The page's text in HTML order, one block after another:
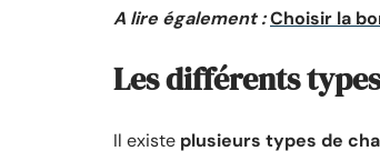
A lire également :Choisir la
Les différents
Il existe plusieurs types de